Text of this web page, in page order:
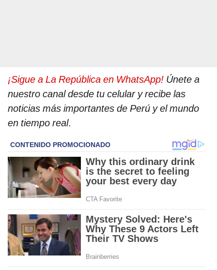
¡Sigue a La República en WhatsApp! Únete a
nuestro canal desde tu celular y recibe las
noticias más importantes de Perú y el mundo
en tiempo real.